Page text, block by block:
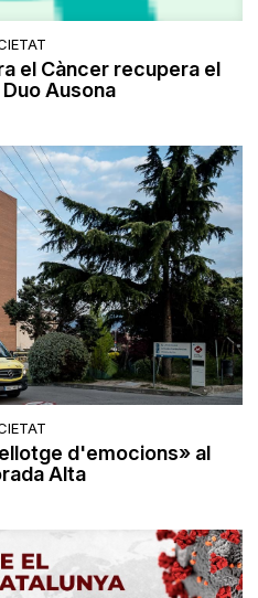
el Càncer recupera el
Ausona
d'emocions» al
Alta